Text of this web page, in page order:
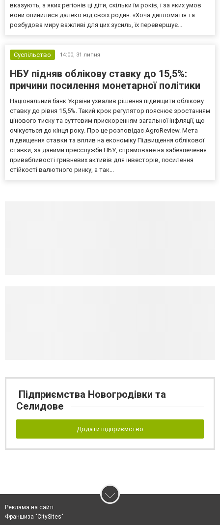
вказують, з яких регіонів ці діти, скільки їм років, і за яких умов
вони опинилися далеко від своїх родин. «Хоча дипломатія та
розбудова миру важливі для цих зусиль, їх перевершує...
Суспільство 14:00, 31 липня
НБУ підняв облікову ставку до 15,5%:
причини посилення монетарної політики
Національний банк України ухвалив рішення підвищити облікову
ставку до рівня 15,5%. Такий крок регулятор пояснює зростанням
цінового тиску та суттєвим прискоренням загальної інфляції, що
очікується до кінця року. Про це розповідає AgroReview. Мета
підвищення ставки та вплив на економіку Підвищення облікової
ставки, за даними пресслужби НБУ, спрямоване на забезпечення
привабливості гривневих активів для інвесторів, посилення
стійкості валютного ринку, а так...
Підприємства Новогродівки та
Селидове
Додати підприємство
Реклама на сайті
Франшиза "CitySites"